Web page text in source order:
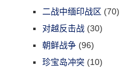
二战中缅印战区 (70)
对越反击战 (30)
朝鲜战争 (96)
珍宝岛冲突 (10)